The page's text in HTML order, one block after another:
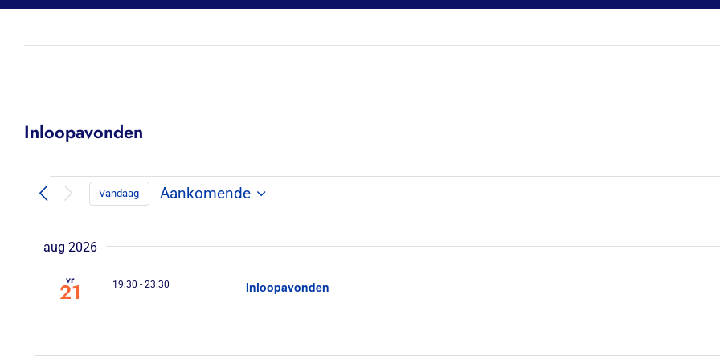
Inloopavonden
Evenementen
Vandaag
Aankomende
aug 2026
vr
21 19:30 - 23:30 Inloopavonden